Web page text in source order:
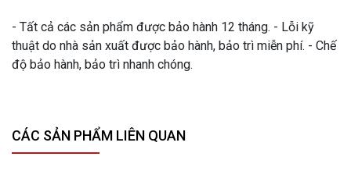
- Tất cả các sản phẩm được bảo hành 12 tháng. - Lỗi kỹ
thuật do nhà sản xuất được bảo hành, bảo trì miễn phí. - Chế
độ bảo hành, bảo trì nhanh chóng.
CÁC SẢN PHẨM LIÊN QUAN